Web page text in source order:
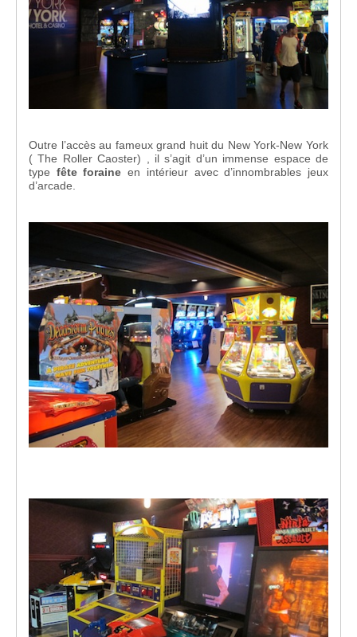
Outre l’accès au fameux grand huit du New York-New York
( The Roller Caoster) , il s’agit d’un immense espace de
type fête foraine en intérieur avec d’innombrables jeux
d’arcade.